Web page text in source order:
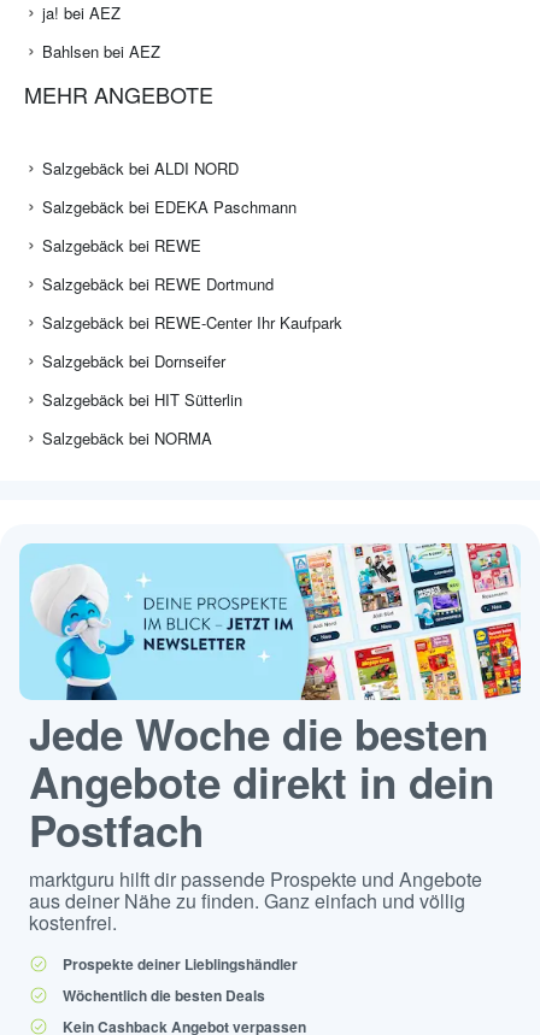
ja! bei AEZ
Bahlsen bei AEZ
MEHR ANGEBOTE
Salzgebäck bei ALDI NORD
Salzgebäck bei EDEKA Paschmann
Salzgebäck bei REWE
Salzgebäck bei REWE Dortmund
Salzgebäck bei REWE-Center Ihr Kaufpark
Salzgebäck bei Dornseifer
Salzgebäck bei HIT Sütterlin
Salzgebäck bei NORMA
Jede Woche die besten
Angebote direkt in dein
Postfach
marktguru hilft dir passende Prospekte und Angebote
aus deiner Nähe zu finden. Ganz einfach und völlig
kostenfrei.
Prospekte deiner Lieblingshändler
Wöchentlich die besten Deals
Kein Cashback Angebot verpassen